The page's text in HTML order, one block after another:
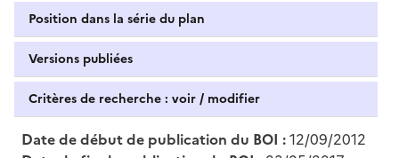
Position dans la série du plan
Versions publiées
Critères de recherche : voir / modifier
Date de début de publication du BOI :12/09/2012